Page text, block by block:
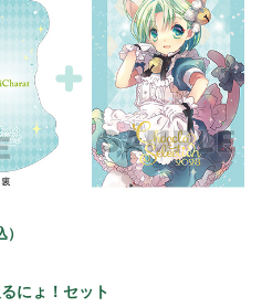
にょ！セット